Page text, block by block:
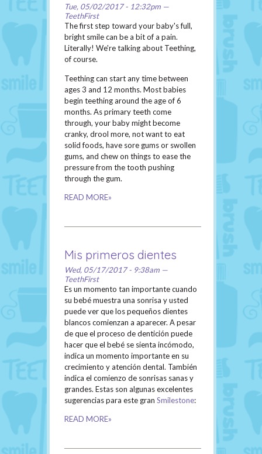
Tue, 05/02/2017 - 12:32pm —
TeethFirst
The first step toward your baby's full,
bright smile can be a bit of a pain.
Literally! We're talking about Teething,
of course.
Teething can start any time between
ages 3 and 12 months. Most babies
begin teething around the age of 6
months. As primary teeth come
through, your baby might become
cranky, drool more, not want to eat
solid foods, have sore gums or swollen
gums, and chew on things to ease the
pressure from the tooth pushing
through the gum.
READ MORE»
Mis primeros dientes
Wed, 05/17/2017 - 9:38am —
TeethFirst
Es un momento tan importante cuando
su bebé muestra una sonrisa y usted
puede ver que los pequeños dientes
blancos comienzan a aparecer. A pesar
de que el proceso de dentición puede
hacer que el bebé se sienta incómodo,
indica un momento importante en su
crecimiento y atención dental. También
indica el comienzo de sonrisas sanas y
grandes. Estas son algunas excelentes
sugerencias para este gran Smilestone:
READ MORE»